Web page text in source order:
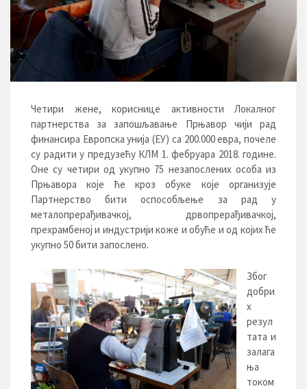
Четири жене, кориснице активности Локалног
партнерства за запошљавање Прњавор чији рад
финансира Европска унија (ЕУ) са 200.000 евра, почеле
су радити у предузећу КЛМ 1. фебруара 2018. године.
Оне су четири од укупно 75 незапослених особа из
Прњавора које ће кроз обуке које организује
Партнерство бити оспособљење за рад у
металопрерађивачкој, дрвопрерађивачкој,
прехрамбеној и индустрији коже и обуће и од којих ће
укупно 50 бити запослено.
Због
добри
х
резул
тата и
залага
ња
током